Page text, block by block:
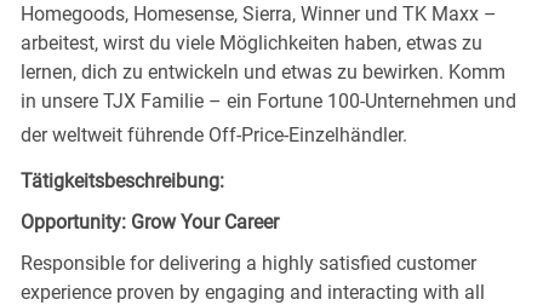
Homegoods, Homesense, Sierra, Winner und TK Maxx –
arbeitest, wirst du viele Möglichkeiten haben, etwas zu
lernen, dich zu entwickeln und etwas zu bewirken. Komm
in unsere TJX Familie – ein Fortune 100-Unternehmen und
der weltweit führende Off-Price-Einzelhändler.
Tätigkeitsbeschreibung:
Opportunity: Grow Your Career
Responsible for delivering a highly satisfied customer
experience proven by engaging and interacting with all